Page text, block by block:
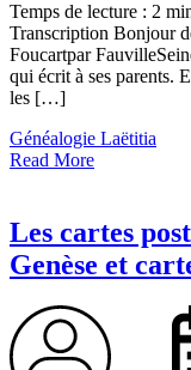
Temps de lecture : 2
Transcription Bonjour
Foucartpar
qui écrit à ses parents.
les […]
Généalogie Laëtitia
Read More
Les cartes
Genèse et